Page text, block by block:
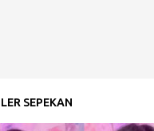
SEPEKAN